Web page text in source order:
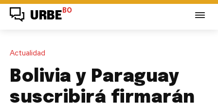
URBE BO
Actualidad
Bolivia y Paraguay
suscribirá firmarán